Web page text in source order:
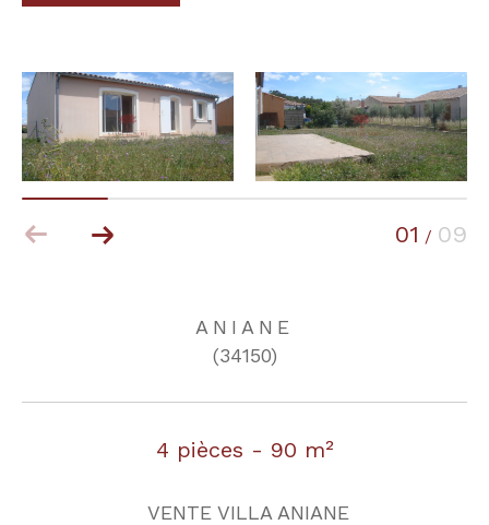
01 / 09
ANIANE
(34150)
4 pièces - 90 m²
VENTE VILLA ANIANE
Référence
AFFINER LES CRITÈRES
TERRASSE PARKING PISCINE
RECHERCHER